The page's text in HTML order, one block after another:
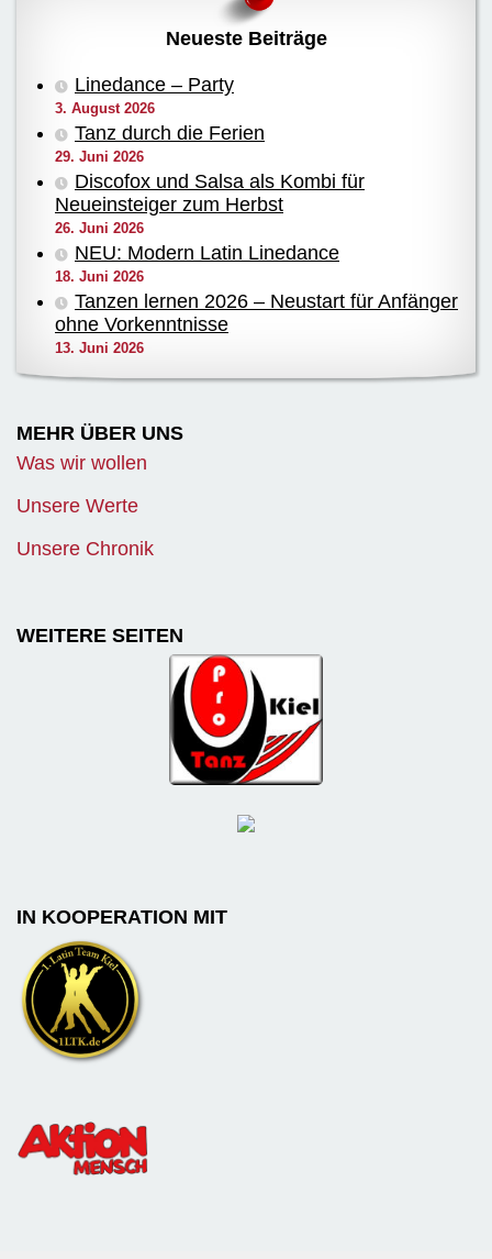
Neueste Beiträge
Linedance – Party
3. August 2026
Tanz durch die Ferien
29. Juni 2026
Discofox und Salsa als Kombi für
Neueinsteiger zum Herbst
26. Juni 2026
NEU: Modern Latin Linedance
18. Juni 2026
Tanzen lernen 2026 – Neustart für Anfänger
ohne Vorkenntnisse
13. Juni 2026
MEHR ÜBER UNS
Was wir wollen
Unsere Werte
Unsere Chronik
WEITERE SEITEN
IN KOOPERATION MIT